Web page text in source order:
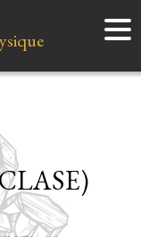
Accueil
Instruments
Liens et ressources